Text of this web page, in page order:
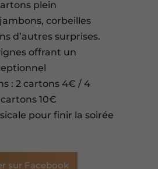
plein
corbeilles
d’autres surprises.
offrant un
: 2 cartons 4€ / 4
10€
pour finir la soirée
sur Facebook